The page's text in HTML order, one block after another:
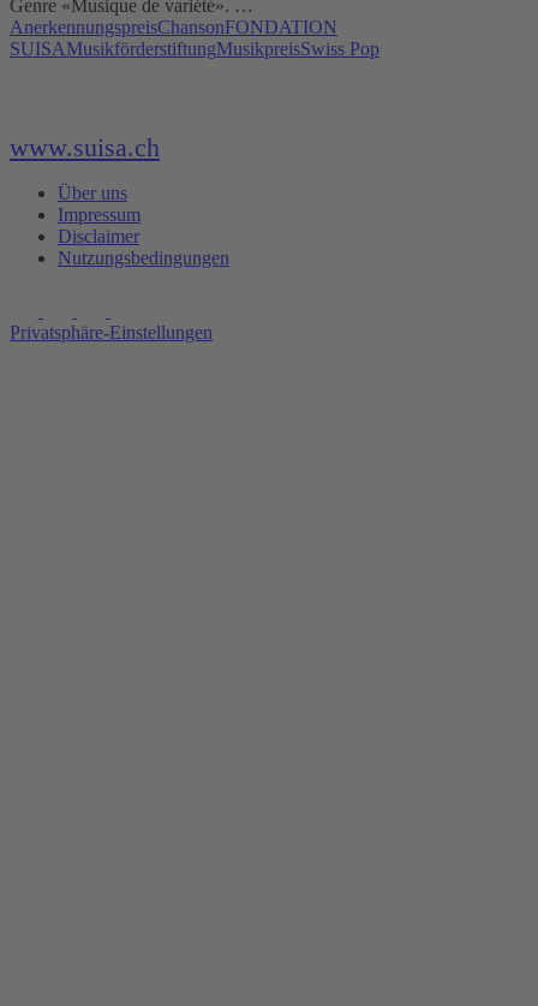
Genre «Musique de variété». …
AnerkennungspreisChansonFONDATION
SUISAMusikförderstiftungMusikpreisSwiss Pop
www.suisa.ch
Über uns
Impressum
Disclaimer
Nutzungsbedingungen
Privatsphäre-Einstellungen